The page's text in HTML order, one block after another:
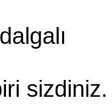
sizdiniz.